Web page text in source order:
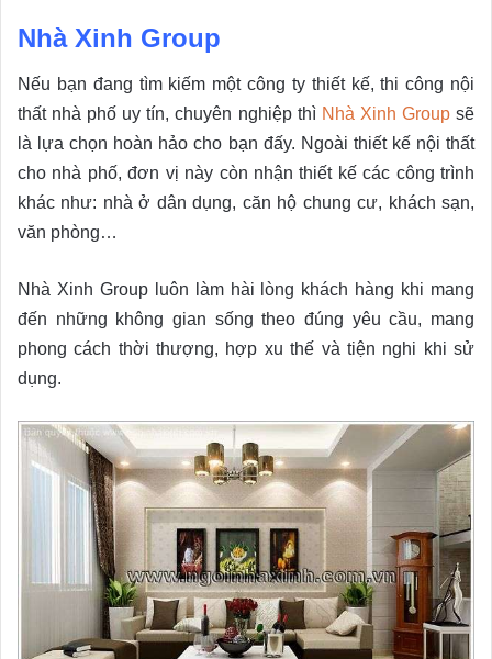
Nhà Xinh Group
Nếu bạn đang tìm kiếm một công ty thiết kế, thi công nội
thất nhà phố uy tín, chuyên nghiệp thì Nhà Xinh Groupsẽ
là lựa chọn hoàn hảo cho bạn đấy. Ngoài thiết kế nội thất
cho nhà phố, đơn vị này còn nhận thiết kế các công trình
khác như: nhà ở dân dụng, căn hộ chung cư, khách sạn,
văn phòng…
Nhà Xinh Group luôn làm hài lòng khách hàng khi mang
đến những không gian sống theo đúng yêu cầu, mang
phong cách thời thượng, hợp xu thế và tiện nghi khi sử
dụng.